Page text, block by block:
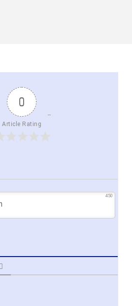
0
Article Rating
450